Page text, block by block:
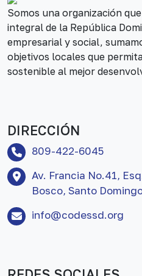
Somos una organización
integral de la República
empresarial y social,
objetivos locales que
sostenible al mejor
DIRECCIÓN
809-422-6045
Av. Francia No.41,
Bosco, Santo
info@codessd.org